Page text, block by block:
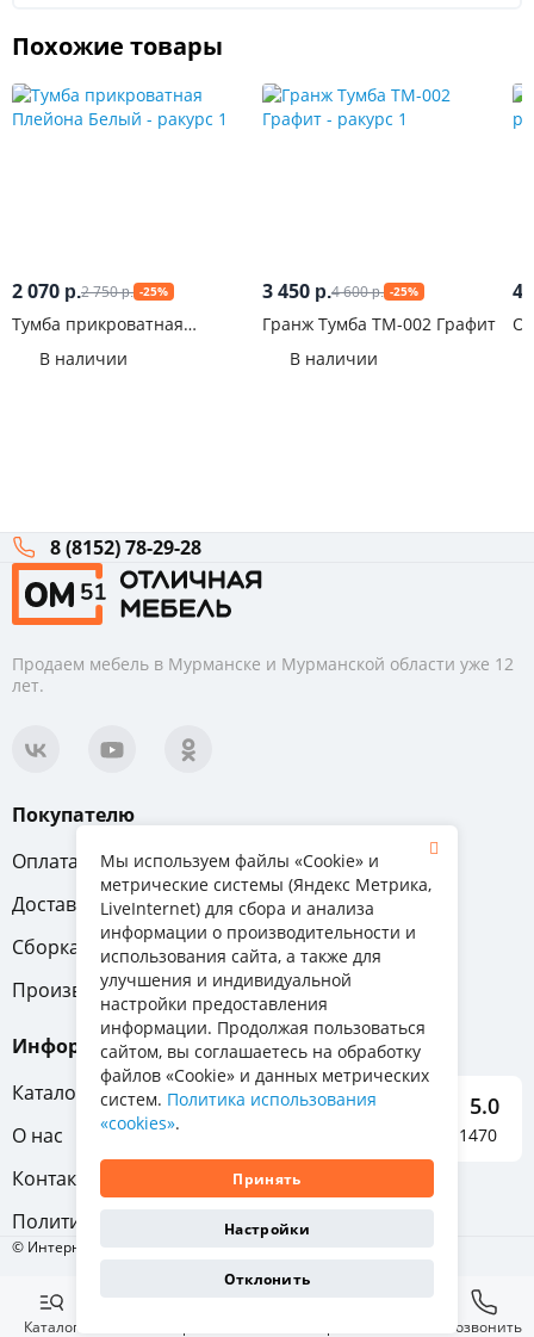
Похожие товары
2 070 р.2 750р. -25%
Тумба прикроватная
В наличии
3 450 р.4 600р. -25%
Гранж Тумба ТМ-002 Графит
В наличии
4
8 (8152) 78-29-28
Продаем мебель в Мурманске и Мурманской области уже 12
лет.
Покупателю
Оплата
Вопрос-ответ
Доставка
Обмен и возврат
Сборка
Гарантия
Производители
Информация
Каталог мебели
О нас
Контакты
Политика конфиденциальности
5.0
Отзывы о нас 1470
© Интернет-магазин «Отличная мебель», 2011-2026
Каталог Позвонить
Мы используем файлы «Cookie» и
метрические системы (Яндекс Метрика,
LiveInternet) для сбора и анализа
информации о производительности и
использования сайта, а также для
улучшения и индивидуальной
настройки предоставления
информации. Продолжая пользоваться
сайтом, вы соглашаетесь на обработку
файлов «Cookie» и данных метрических
систем. Политика использования
«cookies».
Принять
Настройки
Отклонить